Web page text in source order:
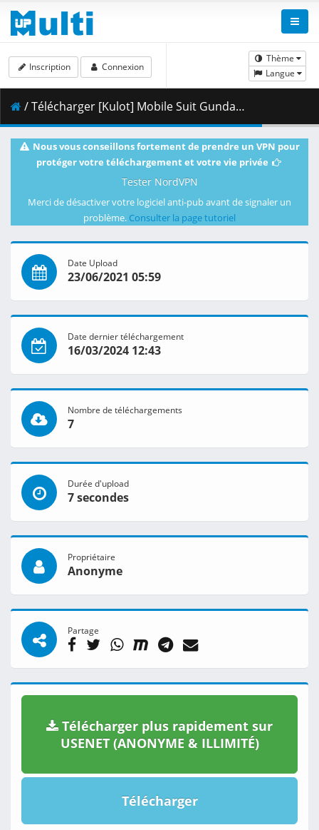
Thème
Langue
Inscription Connexion
/ Télécharger [Kulot] Mobile Suit Gundam Char_s Counterattack [Dual-Audio][BDRip 1832x988 x264 FLACx2] [0EC5195E].mkv.013 ( 478.20 MB )
Nous vous conseillons fortement de prendre un VPN pour
protéger votre téléchargement et votre vie privée
Tester NordVPN
Merci de désactiver votre logiciel anti-pub avant de signaler un
problème. Consulter la page tutoriel
Date Upload
23/06/2021 05:59
Date dernier téléchargement
16/03/2024 12:43
Nombre de téléchargements
7
Durée d'upload
7 secondes
Propriétaire
Anonyme
Partage
Télécharger plus rapidement sur
USENET (ANONYME & ILLIMITÉ)
Télécharger